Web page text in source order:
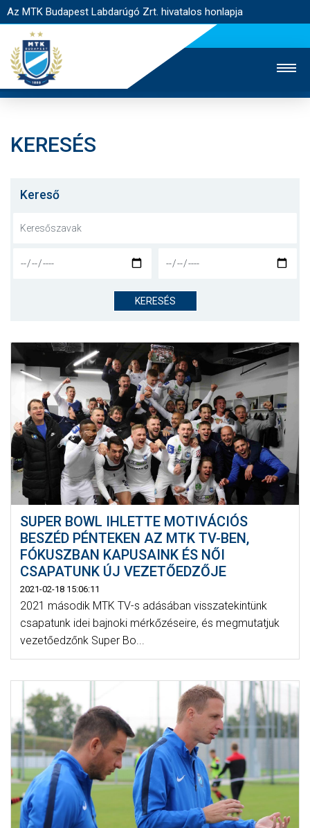
Az MTK Budapest Labdarúgó Zrt. hivatalos honlapja
JEGYÉRTÉKESÍTÉS
NYITÓLAP
CSAPATOK
KLUB
GALÉRIA
SZURKOLÓI ÉLMÉNYEK
AKKREDITÁCIÓ
KERESÉS
Kereső
KERESÉS
SUPER BOWL IHLETTE MOTIVÁCIÓS
BESZÉD PÉNTEKEN AZ MTK TV-BEN,
FÓKUSZBAN KAPUSAINK ÉS NŐI
CSAPATUNK ÚJ VEZETŐEDZŐJE
2021-02-18 15:06:11
2021 második MTK TV-s adásában visszatekintünk
csapatunk idei bajnoki mérkőzéseire, és megmutatjuk
vezetőedzőnk Super Bo...